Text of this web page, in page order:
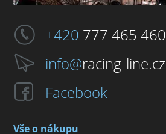
+420 777 465 460
info@racing-line.cz
Facebook
Vše o nákupu